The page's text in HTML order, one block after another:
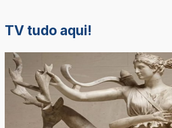
TV tudo aqui!